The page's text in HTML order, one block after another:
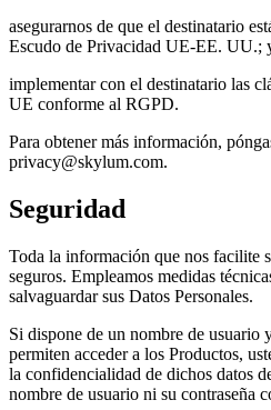
asegurarnos de que el destinatario
Escudo de Privacidad UE-EE. UU.;
implementar con el destinatario las
UE conforme al RGPD.
Para obtener más información,
privacy@skylum.com.
Seguridad
Toda la información que nos facilite
seguros. Empleamos medidas
salvaguardar sus Datos Personales.
Si dispone de un nombre de usuario
permiten acceder a los Productos,
la confidencialidad de dichos datos
nombre de usuario ni su contraseña